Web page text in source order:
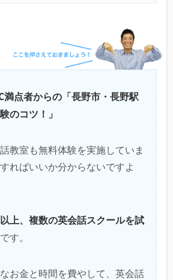
満点者からの「長野市・長野駅
のコツ！」
教室も無料体験を実施していま
ればいいか分からないですよ
以上、複数の英会話スクールを試
です。
お金と時間を費やして、英会話